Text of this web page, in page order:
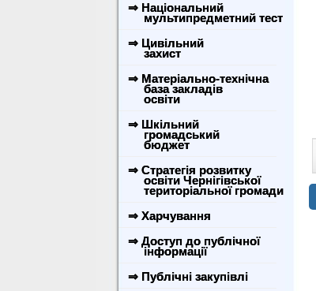
⇒ Національний
мультипредметний тест
⇒ Цивільний
захист
⇒ Матеріально-технічна
база закладів
освіти
⇒ Шкільний
громадський
бюджет
⇒ Стратегія розвитку
освіти Чернігівської
територіальної громади
⇒ Харчування
⇒ Доступ до публічної
інформації
⇒ Публічні закупівлі